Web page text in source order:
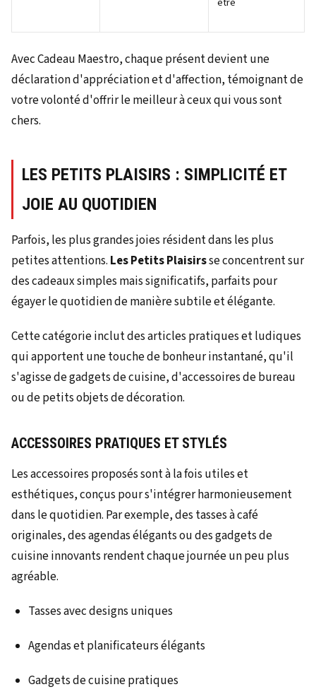
Avec Cadeau Maestro, chaque présent devient une
déclaration d'appréciation et d'affection, témoignant de
votre volonté d'offrir le meilleur à ceux qui vous sont
chers.
LES PETITS PLAISIRS : SIMPLICITÉ ET
JOIE AU QUOTIDIEN
Parfois, les plus grandes joies résident dans les plus
petites attentions. Les Petits Plaisirsse concentrent sur
des cadeaux simples mais significatifs, parfaits pour
égayer le quotidien de manière subtile et élégante.
Cette catégorie inclut des articles pratiques et ludiques
qui apportent une touche de bonheur instantané, qu'il
s'agisse de gadgets de cuisine, d'accessoires de bureau
ou de petits objets de décoration.
ACCESSOIRES PRATIQUES ET STYLÉS
Les accessoires proposés sont à la fois utiles et
esthétiques, conçus pour s'intégrer harmonieusement
dans le quotidien. Par exemple, des tasses à café
originales, des agendas élégants ou des gadgets de
cuisine innovants rendent chaque journée un peu plus
agréable.
Tasses avec designs uniques
Agendas et planificateurs élégants
Gadgets de cuisine pratiques